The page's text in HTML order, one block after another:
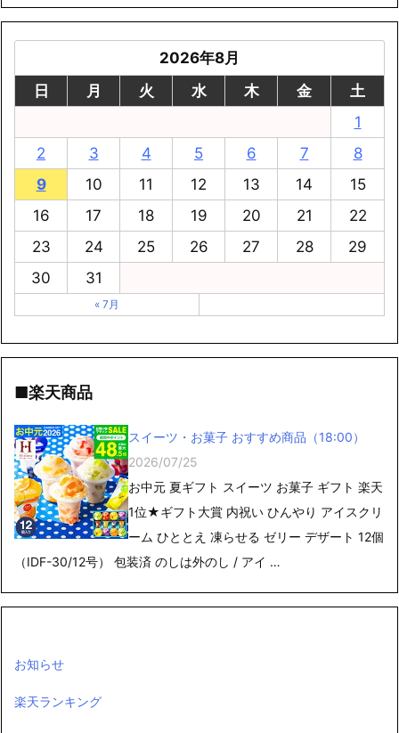
2026年8月
日
月 火 水 木 金
土
1
2
3 4 5 6 7
8
9
10 11 12 13 14
15
16
17 18 19 20 21
22
23
24 25 26 27 28
29
30
31
« 7月
■楽天商品
スイーツ・お菓子 おすすめ商品（18:00）
2026/07/25
お中元 夏ギフト スイーツ お菓子 ギフト 楽天
1位★ギフト大賞 内祝い ひんやり アイスクリ
ーム ひととえ 凍らせる ゼリー デザート 12個
（IDF-30/12号） 包装済 のしは外のし / アイ …
お知らせ
楽天ランキング